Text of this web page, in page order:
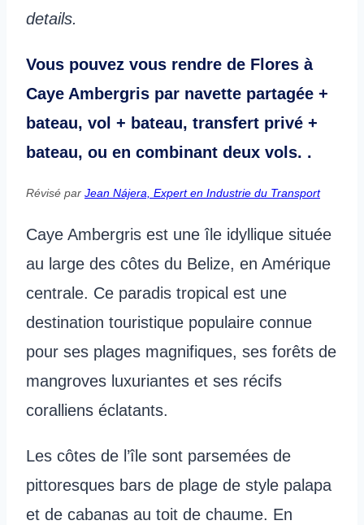
details.
Vous pouvez vous rendre de Flores à
Caye Ambergris par navette partagée +
bateau, vol + bateau, transfert privé +
bateau, ou en combinant deux vols. .
Révisé par Jean Nájera, Expert en Industrie du Transport
Caye Ambergris est une île idyllique située
au large des côtes du Belize, en Amérique
centrale. Ce paradis tropical est une
destination touristique populaire connue
pour ses plages magnifiques, ses forêts de
mangroves luxuriantes et ses récifs
coralliens éclatants.
Les côtes de l’île sont parsemées de
pittoresques bars de plage de style palapa
et de cabanas au toit de chaume. En